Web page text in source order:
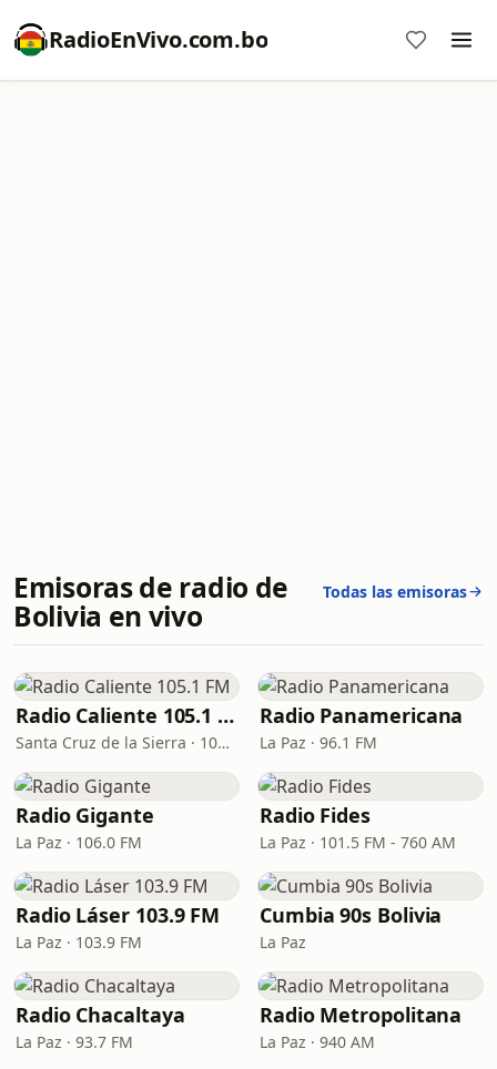
RadioEnVivo.com.bo
Emisoras de radio de
Bolivia en vivo
Todas las emisoras
Radio Caliente 105.1 FM
Santa Cruz de la Sierra · 105.1 FM
Radio Panamericana
La Paz · 96.1 FM
Radio Gigante
La Paz · 106.0 FM
Radio Fides
La Paz · 101.5 FM - 760 AM
Radio Láser 103.9 FM
La Paz · 103.9 FM
Cumbia 90s Bolivia
La Paz
Radio Chacaltaya
La Paz · 93.7 FM
Radio Metropolitana
La Paz · 940 AM